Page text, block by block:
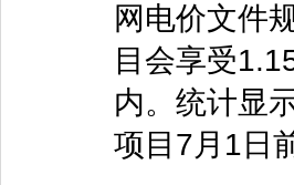
网电价文件
目会享受
内。统计显
项目7月1日